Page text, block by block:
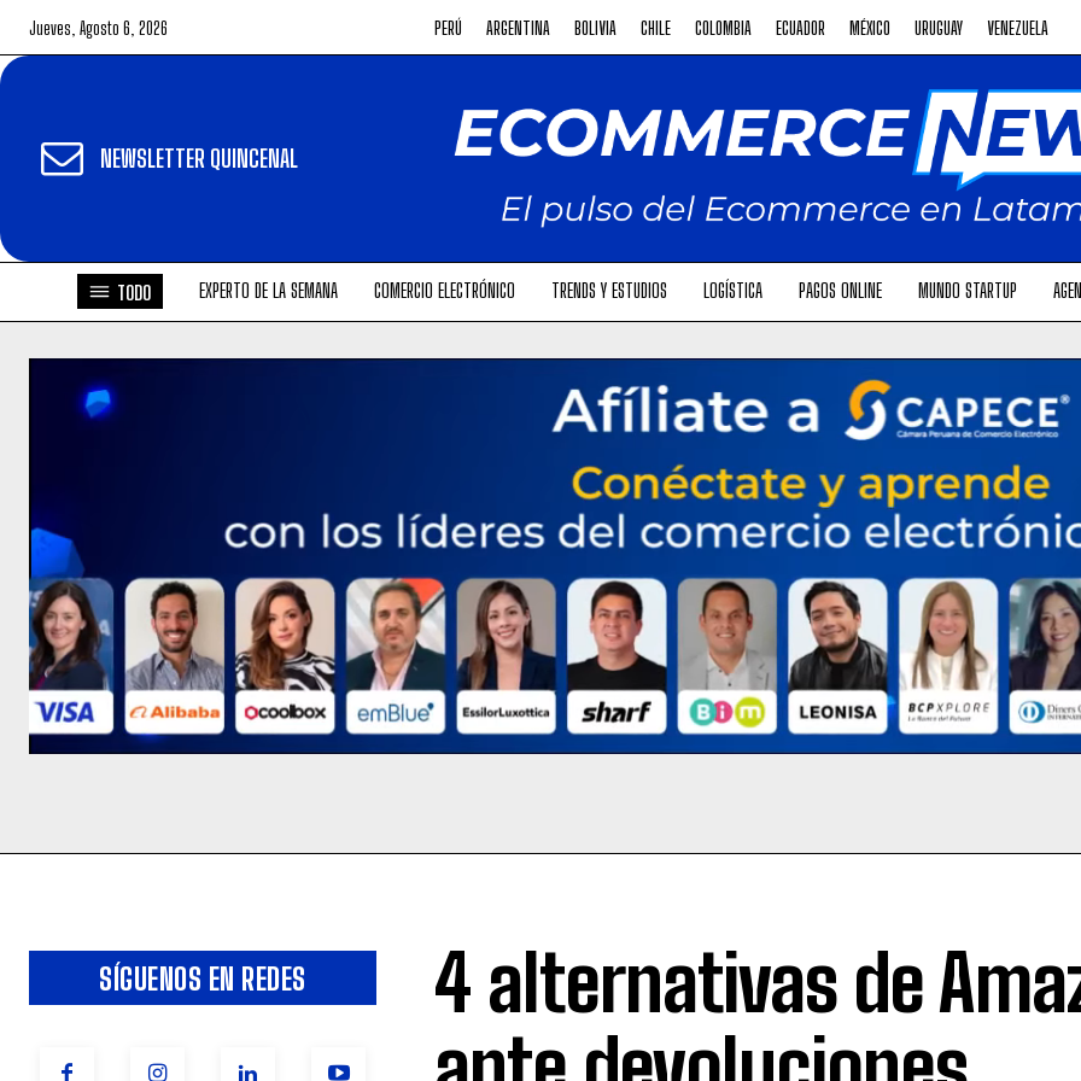
Jueves, Agosto 6, 2026 PERÚ ARGENTINA BOLIVIA CHILE COLOMBIA ECUADOR MÉXICO URUGUAY VENEZUELA
NEWSLETTER QUINCENAL
TODO EXPERTO DE LA SEMANA COMERCIO ELECTRÓNICO TRENDS Y ESTUDIOS LOGÍSTICA PAGOS ONLINE MUNDO STARTUP
SÍGUENOS EN REDES
4 alternativas de